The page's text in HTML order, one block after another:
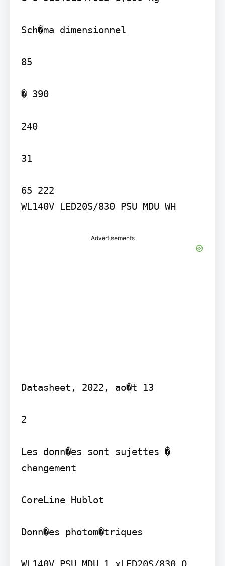
Sch�ma dimensionnel
85
� 390
240
31
65 222
WL140V LED20S/830 PSU MDU WH
Advertisements
Datasheet, 2022, ao�t 13
2
Les donn�es sont sujettes �
changement
CoreLine Hublot
Donn�es photom�triques